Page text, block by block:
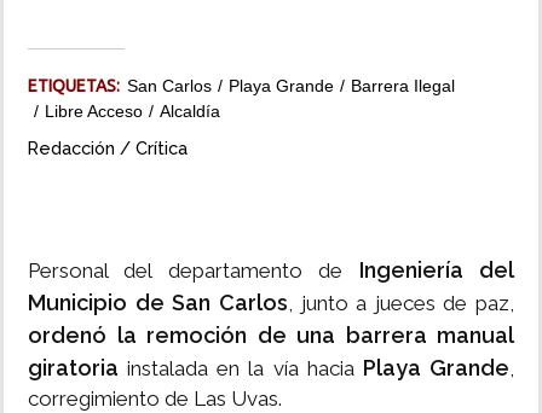
ETIQUETAS: San Carlos Playa Grande
Barrera Ilegal
Libre Acceso
Alcaldía
Redacción / Crítica
Personal del departamento de Ingeniería del
Municipio de San Carlos, junto a jueces de paz,
ordenó la remoción de una barrera manual
giratoria instalada en la vía hacia Playa Grande,
corregimiento de Las Uvas.